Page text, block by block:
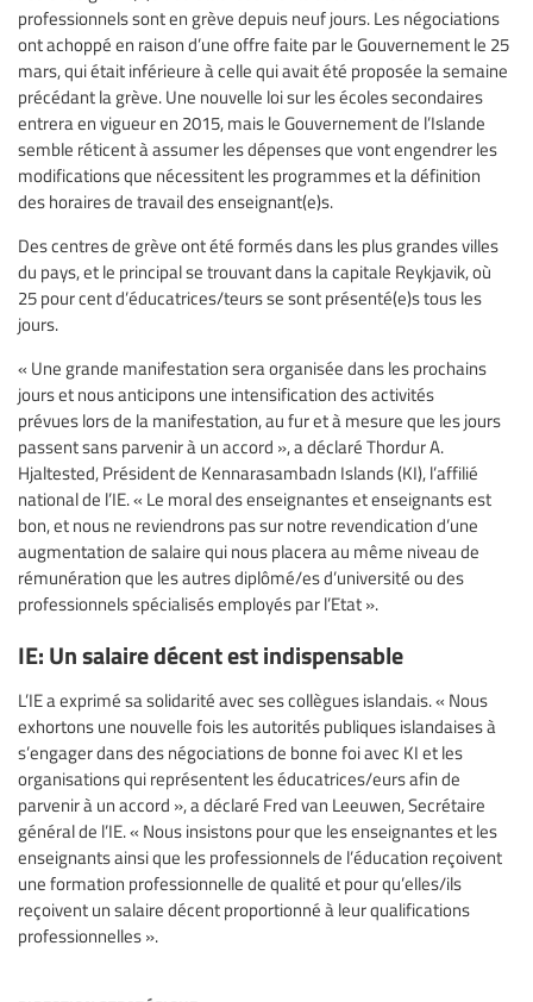
professionnels sont en grève depuis neuf jours. Les négociations
ont achoppé en raison d’une offre faite par le Gouvernement le 25
mars, qui était inférieure à celle qui avait été proposée la semaine
précédant la grève. Une nouvelle loi sur les écoles secondaires
entrera en vigueur en 2015, mais le Gouvernement de l’Islande
semble réticent à assumer les dépenses que vont engendrer les
modifications que nécessitent les programmes et la définition
des horaires de travail des enseignant(e)s.
Des centres de grève ont été formés dans les plus grandes villes
du pays, et le principal se trouvant dans la capitale Reykjavik, où
25 pour cent d’éducatrices/teurs se sont présenté(e)s tous les
jours.
« Une grande manifestation sera organisée dans les prochains
jours et nous anticipons une intensification des activités
prévues lors de la manifestation, au fur et à mesure que les jours
passent sans parvenir à un accord », a déclaré Thordur A.
Hjaltested, Président de Kennarasambadn Islands (KI), l’affilié
national de l’IE. « Le moral des enseignantes et enseignants est
bon, et nous ne reviendrons pas sur notre revendication d’une
augmentation de salaire qui nous placera au même niveau de
rémunération que les autres diplômé/es d’université ou des
professionnels spécialisés employés par l’Etat ».
IE: Un salaire décent est indispensable
L’IE a exprimé sa solidarité avec ses collègues islandais. « Nous
exhortons une nouvelle fois les autorités publiques islandaises à
s’engager dans des négociations de bonne foi avec KI et les
organisations qui représentent les éducatrices/eurs afin de
parvenir à un accord », a déclaré Fred van Leeuwen, Secrétaire
général de l’IE. « Nous insistons pour que les enseignantes et les
enseignants ainsi que les professionnels de l’éducation reçoivent
une formation professionnelle de qualité et pour qu’elles/ils
reçoivent un salaire décent proportionné à leur qualifications
professionnelles ».